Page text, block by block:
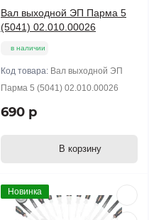
Вал выходной ЭП Парма 5
(5041) 02.010.00026
в наличии
Код товара: Вал выходной ЭП
Парма 5 (5041) 02.010.00026
690 р
В корзину
Новинка